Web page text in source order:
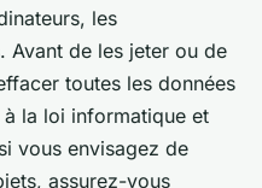
les
Avant de les jeter ou de
toutes les données
la loi informatique et
vous envisagez de
assurez-vous